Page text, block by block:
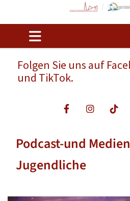
Folgen Sie uns auf
und TikTok.
Podcast-und
Jugendliche